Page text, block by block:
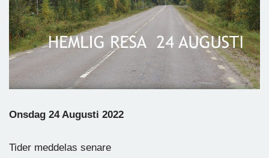
Onsdag 24 Augusti 2022
Tider meddelas senare